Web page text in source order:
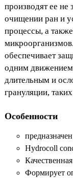
производят ее не
очищении ран и
процессы, а
обеспечивает
одним
длительным и
грануляции,
Особенности
Hydrocoll
Формирует